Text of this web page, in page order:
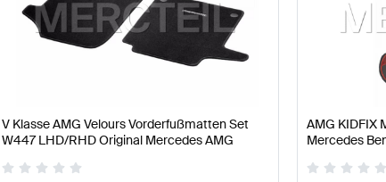
W177 ZubehörAMG A-Klasse W176
Klasse Zubehör
V Klasse AMG Velours Vorderfußmatten Set
W447 LHD/RHD Original Mercedes AMG
AMG KIDFIX
Mercedes